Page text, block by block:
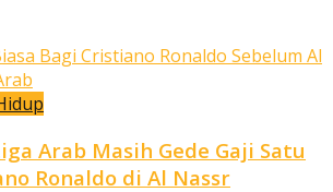
Arab Masih Gede Gaji Satu
Ronaldo di Al Nassr